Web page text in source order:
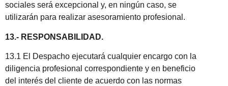
sociales será excepcional y, en ningún caso, se
utilizarán para realizar asesoramiento profesional.
13.- RESPONSABILIDAD.
13.1 El Despacho ejecutará cualquier encargo con la
diligencia profesional correspondiente y en beneficio
del interés del cliente de acuerdo con las normas